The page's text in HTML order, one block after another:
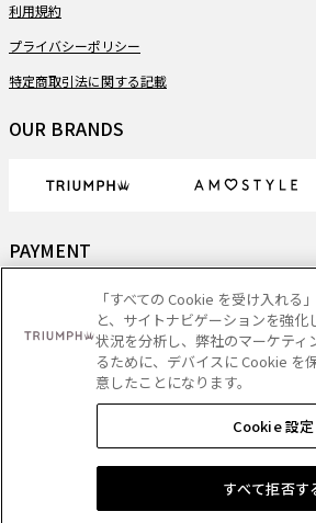
利用規約
プライバシーポリシー
特定商取引法に関する記載
OUR BRANDS
PAYMENT
DELIVERY
Copyright- Triumph International (Japan)
「すべての Cookie を受け入れる
と、サイトナビゲーションを強化
状況を分析し、弊社のマーケティ
るために、デバイスに Cookie を
意したことになります。
Cookie 設定
すべて拒否す